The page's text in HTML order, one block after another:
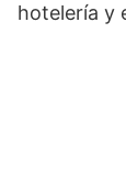
hotelería y